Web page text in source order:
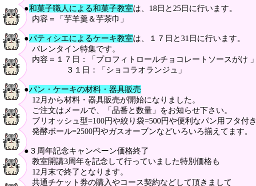
●和菓子職人による和菓子教室は、18日と25日に行います。
内容＝「芋羊羹＆芋茶巾」
●パティシエによるケーキ教室は、１７日と31日に行います。
バレンタイン特集です。
内容＝１７日：「プロフィトロールチョコレートソースがけ 」
３１日：「ショコラオランジュ」
●パン・ケーキの材料・器具販売
12月から材料・器具販売が開始になりました。
ご注文はメールで、「品番と数量」をお知らせ下さい。
ブリオッシュ型=100円や絞り袋=500円や便利なパン用フタ付き
発酵ボール=2500円やガスオーブンなどいろいろ揃えてます。
●３周年記念キャンペーン価格終了
教室開講3周年を記念して行っていました特別価格も
12月末で終了となります。
共通チケット券の購入やコース契約などして頂きまして